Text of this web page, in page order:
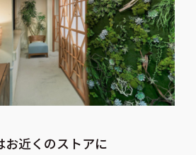
お近くのストアに